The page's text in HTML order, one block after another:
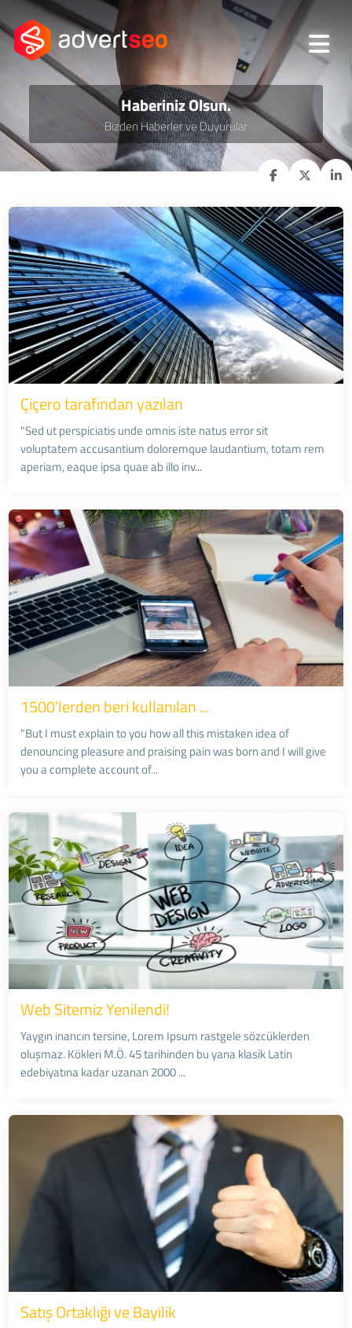
Haberiniz Olsun.
Bizden Haberler ve Duyurular
Çiçero tarafından yazılan
"Sed ut perspiciatis unde omnis iste natus error sit
voluptatem accusantium doloremque laudantium, totam rem
aperiam, eaque ipsa quae ab illo inv...
1500'lerden beri kullanılan ...
"But I must explain to you how all this mistaken idea of
denouncing pleasure and praising pain was born and I will give
you a complete account of...
Web Sitemiz Yenilendi!
Yaygın inancın tersine, Lorem Ipsum rastgele sözcüklerden
oluşmaz. Kökleri M.Ö. 45 tarihinden bu yana klasik Latin
edebiyatına kadar uzanan 2000 ...
Satış Ortaklığı ve Bayilik